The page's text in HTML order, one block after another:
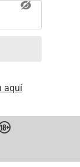
aquí